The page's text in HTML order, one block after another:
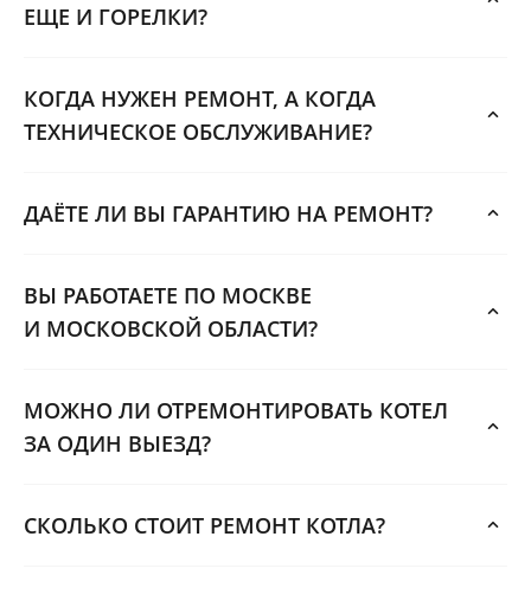
ЕЩЕ И ГОРЕЛКИ?
КОГДА НУЖЕН РЕМОНТ, А КОГДА
ТЕХНИЧЕСКОЕ ОБСЛУЖИВАНИЕ?
ДАЁТЕ ЛИ ВЫ ГАРАНТИЮ НА РЕМОНТ?
ВЫ РАБОТАЕТЕ ПО МОСКВЕ
И МОСКОВСКОЙ ОБЛАСТИ?
МОЖНО ЛИ ОТРЕМОНТИРОВАТЬ КОТЕЛ
ЗА ОДИН ВЫЕЗД?
СКОЛЬКО СТОИТ РЕМОНТ КОТЛА?